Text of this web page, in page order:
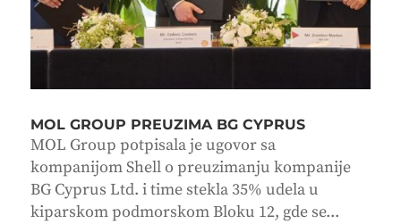
MOL GROUP PREUZIMA BG CYPRUS
MOL Group potpisala je ugovor sa
kompanijom Shell o preuzimanju kompanije
BG Cyprus Ltd. i time stekla 35% udela u
kiparskom podmorskom Bloku 12, gde se...